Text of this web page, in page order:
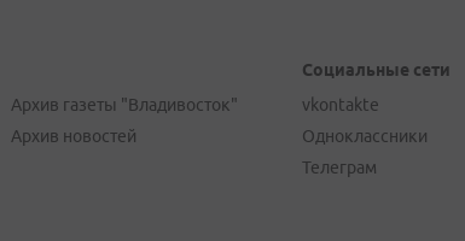
Архив газеты "Владивосток"
Архив новостей
Социальные сети
vkontakte
Одноклассники
Телеграм